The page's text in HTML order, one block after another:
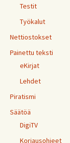
Testit
Työkalut
Nettiostokset
Painettu teksti
eKirjat
Lehdet
Piratismi
Säätöä
DigiTV
Korjausohjeet